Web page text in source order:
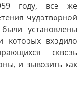
году, все же
чудотворной
установлены
которых входило
сквозь
и вывозить как